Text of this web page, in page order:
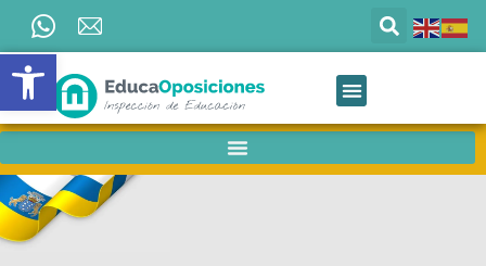
Abrir barra de herramientas
contenido